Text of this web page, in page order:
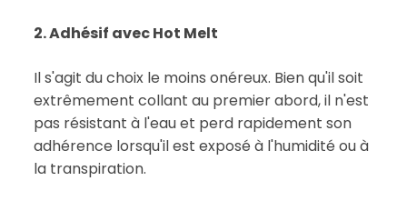
2. Adhésif avec Hot Melt
Il s'agit du choix le moins onéreux. Bien qu'il soit
extrêmement collant au premier abord, il n'est
pas résistant à l'eau et perd rapidement son
adhérence lorsqu'il est exposé à l'humidité ou à
la transpiration.